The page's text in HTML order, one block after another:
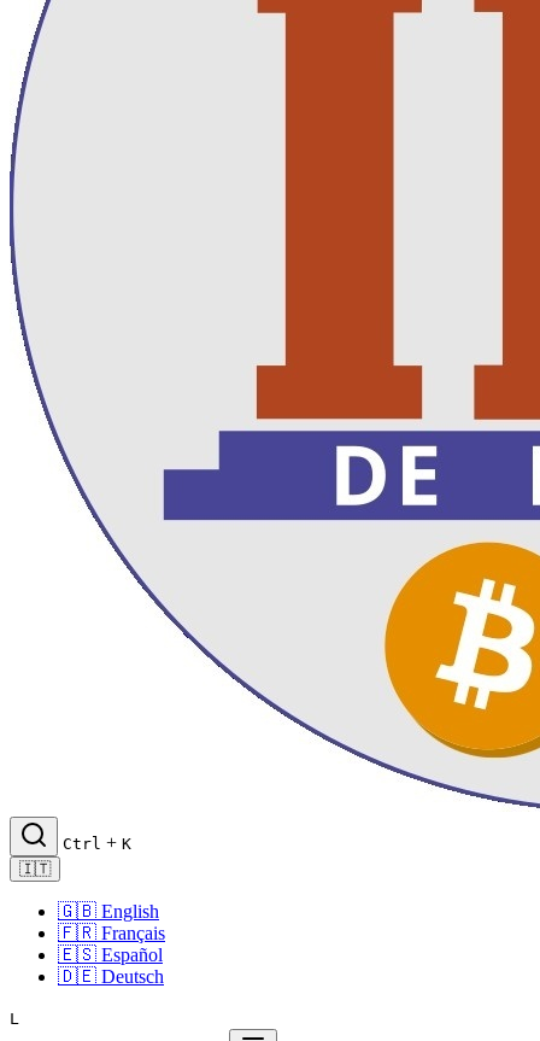
Ctrl + K
🇮🇹
🇬🇧 English
🇫🇷 Français
🇪🇸 Español
🇩🇪 Deutsch
L